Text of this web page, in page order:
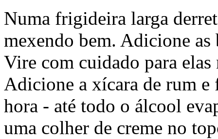
Numa frigideira larga
mexendo bem. Adicione
Vire com cuidado para elas
Adicione a xícara de rum e
hora - até todo o álcool
uma colher de creme no